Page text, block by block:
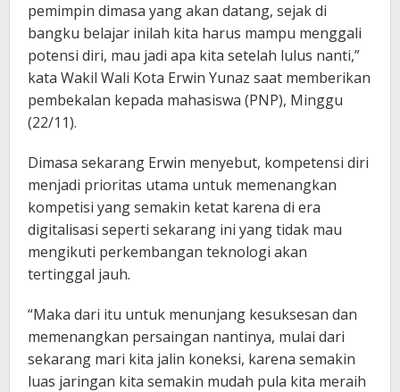
pemimpin dimasa yang akan datang, sejak di
bangku belajar inilah kita harus mampu menggali
potensi diri, mau jadi apa kita setelah lulus nanti,”
kata Wakil Wali Kota Erwin Yunaz saat memberikan
pembekalan kepada mahasiswa (PNP), Minggu
(22/11).
Dimasa sekarang Erwin menyebut, kompetensi diri
menjadi prioritas utama untuk memenangkan
kompetisi yang semakin ketat karena di era
digitalisasi seperti sekarang ini yang tidak mau
mengikuti perkembangan teknologi akan
tertinggal jauh.
“Maka dari itu untuk menunjang kesuksesan dan
memenangkan persaingan nantinya, mulai dari
sekarang mari kita jalin koneksi, karena semakin
luas jaringan kita semakin mudah pula kita meraih